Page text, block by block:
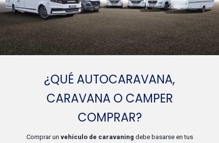
¿QUÉ AUTOCARAVANA,
CARAVANA O CAMPER
COMPRAR?
Comprar un vehículo de caravaning debe basarse en tus